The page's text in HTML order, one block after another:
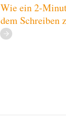
Wie ein 2-
dem Schreiben